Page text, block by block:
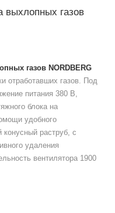
выхлопных газов
газов NORDBERG
отработавших газов. Под
питания 380 В,
блока на
удобного
раструб, с
удаления
вентилятора 1900